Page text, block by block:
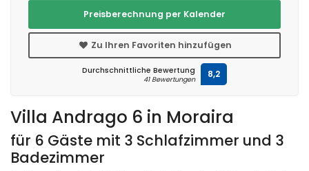
Villa Andrago 6 in Moraira
für 6 Gäste mit 3 Schlafzimmer und 3
Badezimmer
Preisberechnung per Kalender
Zu Ihren Favoriten hinzufügen
Durchschnittliche Bewertung
41 Bewertungen 8,2